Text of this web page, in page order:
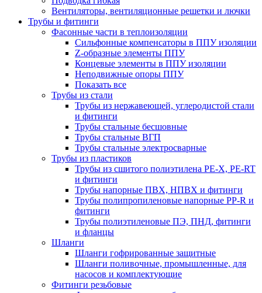
Вентиляторы, вентиляционные решетки и лючки
Трубы и фитинги
Фасонные части в теплоизоляции
Cильфонные компенсаторы в ППУ изоляции
Z-образные элементы ППУ
Концевые элементы в ППУ изоляции
Неподвижные опоры ППУ
Показать все
Трубы из стали
Трубы из нержавеющей, углеродистой стали
и фитинги
Трубы стальные бесшовные
Трубы стальные ВГП
Трубы стальные электросварные
Трубы из пластиков
Трубы из сшитого полиэтилена PE-X, PE-RT
и фитинги
Трубы напорные ПВХ, НПВХ и фитинги
Трубы полипропиленовые напорные PP-R и
фитинги
Трубы полиэтиленовые ПЭ, ПНД, фитинги
и фланцы
Шланги
Шланги гофрированные защитные
Шланги поливочные, промышленные, для
насосов и комплектующие
Фитинги резьбовые